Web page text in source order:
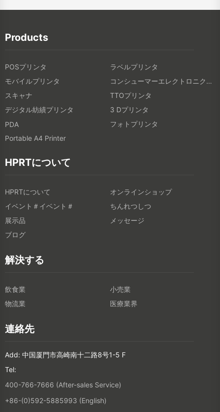
Products
POSプリンタ
ラベルプリンタ
モバイルプリンタ
コンシューマーエレクトロニクス製品
スキャナ
TTOプリンタ
デジタル紡績プリンタ
3 Dプリンタ
PDA
フォトプリンタ
Portable A4 Printer
HPRTについて
HPRTについて
オンラインショップ
イベント＃イベント＃
ちんれつしつ
展示品
メッセージ
ブログ
解決する
飲食業
小売業
物流業
医療業界
連絡先
Add: 中国厦門市高崎南十二路8号1-5 F
Tel:
400-766-7666 (After-sales Service)
+86-(0)592-5885993 (English)